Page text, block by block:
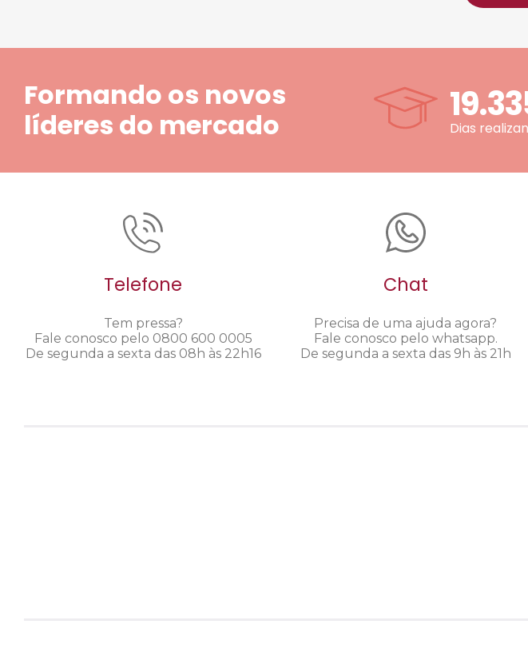
Formando os novos
líderes do mercado
Dias
Telefone
Tem pressa?
Fale conosco pelo 0800 600 0005
De segunda a sexta das 08h às 22h16
Chat
Precisa de uma ajuda agora?
Fale conosco pelo whatsapp.
De segunda a sexta das 9h às 21h